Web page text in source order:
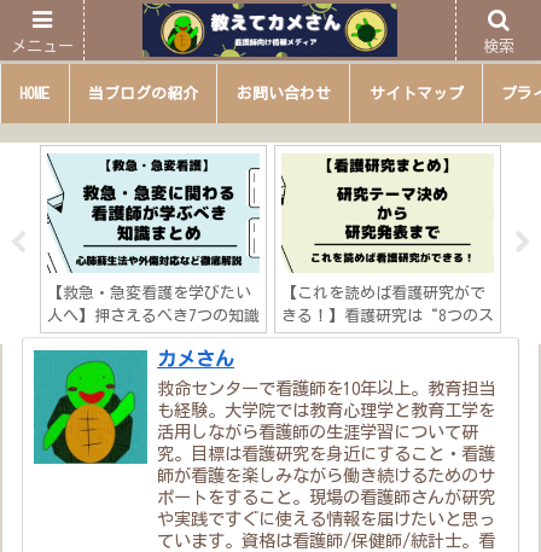
HOME 当ブログの紹介 お問い合わせ サイトマップ プラ
【救急・急変看護を学びたい
人へ】押さえるべき7つの知識
「心肺蘇生法や外傷対応など
徹底解説！」
【これを読めば看護研究がで
きる！】看護研究は“8つのス
テップ”「研究テーマ決め→
説」
歩
カメさん
救命センターで看護師を10年以上。教育担当
も経験。大学院では教育心理学と教育工学を
活用しながら看護師の生涯学習について研
究。目標は看護研究を身近にすること・看護
師が看護を楽しみながら働き続けるためのサ
ポートをすること。現場の看護師さんが研究
や実践ですぐに使える情報を届けたいと思っ
ています。資格は看護師/保健師/統計士。看
メニュー 検索